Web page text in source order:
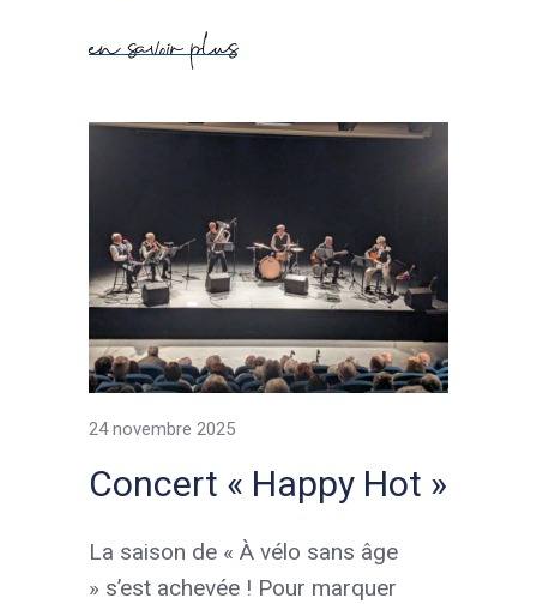
en savoir plus
24 novembre 2025
Concert « Happy Hot »
La saison de « À vélo sans âge
» s’est achevée ! Pour marquer